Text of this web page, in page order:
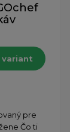
variant
pre
Čo ti